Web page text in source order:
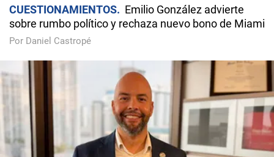
CUESTIONAMIENTOS
Emilio González advierte
sobre rumbo político y rechaza nuevo bono de Miami
Por Daniel Castropé